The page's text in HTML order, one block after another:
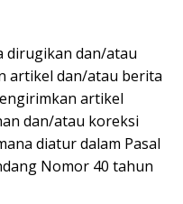
dirugikan dan/atau
artikel dan/atau berita
artikel
dan/atau koreksi
diatur dalam Pasal
Nomor 40 tahun